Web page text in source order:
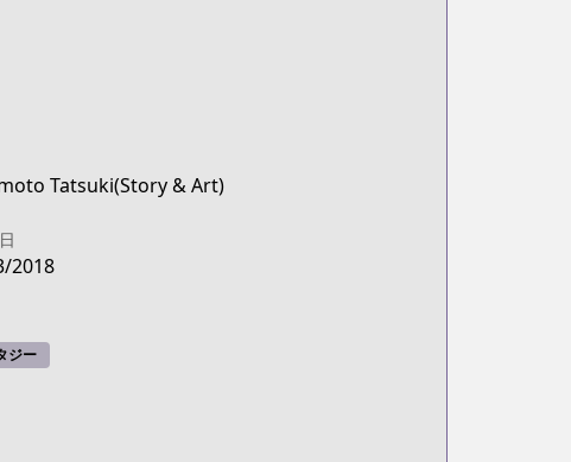
Tatsuki(Story & Art)
2018
ジー